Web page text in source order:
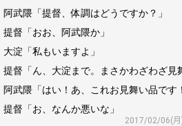
阿武隈「提督、体調はどうですか？」
提督「おお、阿武隈か」
大淀「私もいますよ」
提督「ん、大淀まで。まさかわざわざ見
阿武隈「はい！あ、これお見舞い品です
提督「お、なんか悪いな」
2017/02/06(